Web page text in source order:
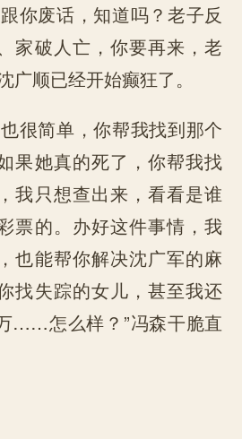
你废话，知道吗？老子反
家破人亡，你要再来，老
广顺已经开始癫狂了。
很简单，你帮我找到那个
果她真的死了，你帮我找
我只想查出来，看看是谁
票的。办好这件事情，我
也能帮你解决沈广军的麻
找失踪的女儿，甚至我还
……怎么样？”冯森干脆直